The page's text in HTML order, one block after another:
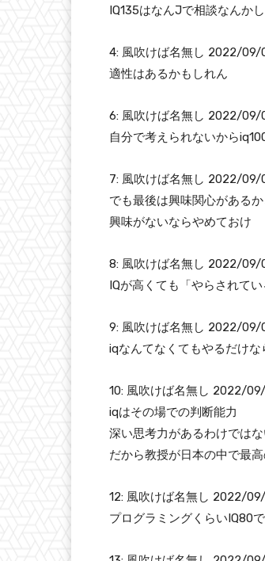
IQ135はなんJで相談なんか
4: 風吹けば名無し 2022/
適性はあるかもしれん
6: 風吹けば名無し 2022/09/
自分で考えられないから
7: 風吹けば名無し 2022/
でも最後は興味関心がある
興味がないならやめておけ
8: 風吹けば名無し 2022/
IQが高くても「やらされて
9: 風吹けば名無し 2022/09/
iqなんてなくてもやるだけな
10: 風吹けば名無し 2022/
iqはその場での判断能力
深い思考力があるわけでは
だから教授が日本の中で最
12: 風吹けば名無し 2022/
プログラミングくらいIQ80